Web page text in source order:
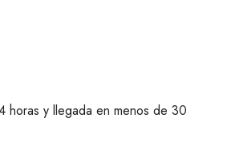
horas y llegada en menos de 30